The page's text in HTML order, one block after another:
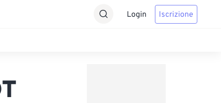
Login Iscrizione